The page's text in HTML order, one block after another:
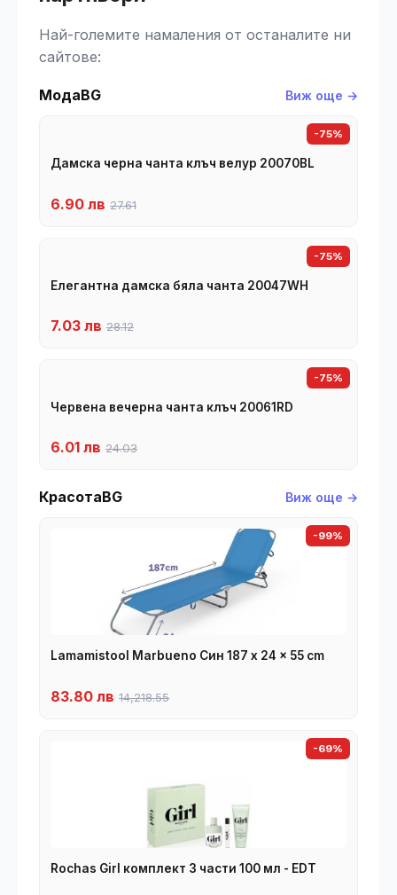
Най-големите намаления от останалите ни
сайтове:
МодаBG Виж още →
-75%
Дамска черна чанта клъч велур 20070BL
6.90 лв 27.61
-75%
Елегантна дамска бяла чанта 20047WH
7.03 лв 28.12
-75%
Червена вечерна чанта клъч 20061RD
6.01 лв 24.03
КрасотаBG Виж още →
-99%
Lamamistool Marbueno Син 187 x 24 x 55 cm
83.80 лв 14,218.55
-69%
Rochas Girl комплект 3 части 100 мл - EDT